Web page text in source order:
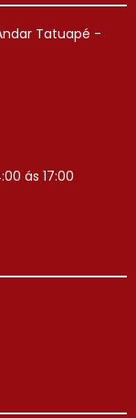
Tatuapé -
ás 17:00